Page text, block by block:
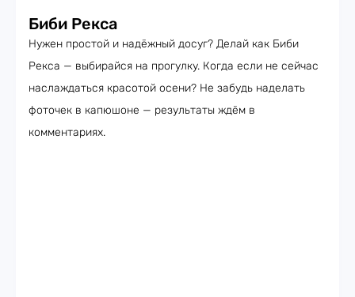
Биби Рекса
Нужен простой и надёжный досуг? Делай как Биби
Рекса — выбирайся на прогулку. Когда если не сейчас
наслаждаться красотой осени? Не забудь наделать
фоточек в капюшоне — результаты ждём в
комментариях.